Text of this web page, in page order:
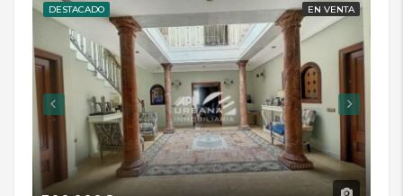
DESTACADO EN VENTA